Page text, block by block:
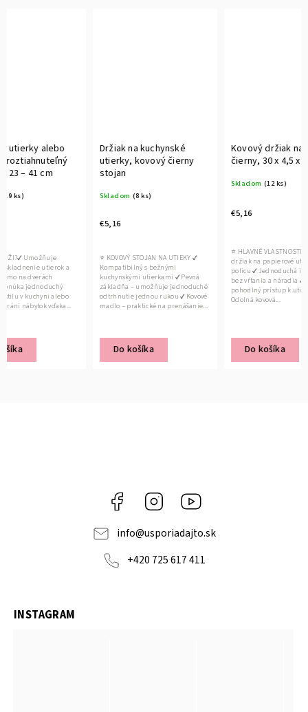
Držiak na kuchynské
utierky, kovový čierny
stojan
Skladom
⭐ KOVOVÝ STOJAN NA UTIEKY ✔
Kompatibilný s bežnými
kuchynskými utierkami ✔ Pevná
základňa – umožňuje jednoduché
odtrhnutie jednou rukou ✔ Kovové
madlo – praktické na prenášanie...
Kovový držiak na utierky,
čierny, 30 x 4,5 x 13 cm
⭐ HLAVNÉ VLASTNOSTI✔ Praktický
držiak na papierové utierky pod
policu ✔ Jednoduchá inštalácia
bez vŕtania a náradia ✔ Rýchly a
pohodlný prístup k utierkam ✔
Odolná kovová...
⭐
pod
skrine
Facebook Instagram
info@usporiadajto.sk
+420 725 617 411
INSTAGRAM